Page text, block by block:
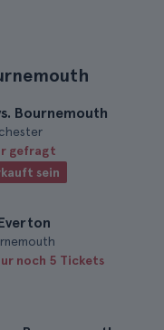
Bournemouth
gefragt
sein
noch 5 Tickets